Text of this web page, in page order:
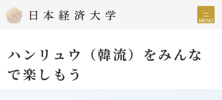
MENU
ハンリュウ（韓流）をみんな
で楽しもう